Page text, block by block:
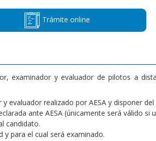
Trámite online
examinador y evaluador de pilotos a
evaluador realizado por AESA y disponer
ante AESA (únicamente será válido si
candidato.
y para el cual será examinado.